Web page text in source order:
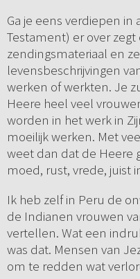
Ga je eens verdiepen
Testament) er over
zendingsmateriaal en
levensbeschrijvingen
werken of werkten. Je
Heere heel veel
worden in het werk in
moeilijk werken. Met
weet dan dat de Heere
moed, rust, vrede, juist
Ik heb zelf in Peru de
de Indianen vrouwen
vertellen. Wat een
was dat. Mensen van
om te redden wat